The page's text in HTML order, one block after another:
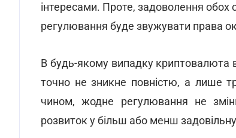
інтересами. Проте, задоволення
регулювання буде звужувати права
В будь-якому випадку криптовалюта
точно не зникне повністю, а лише
чином, жодне регулювання не
розвиток у більш або менш